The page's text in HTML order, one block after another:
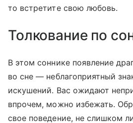
то встретите свою любовь.
Толкование по
В этом соннике появление
во сне — неблагоприятный
искушений. Вас ожидают
впрочем, можно избежать.
свое поведение, не слишком